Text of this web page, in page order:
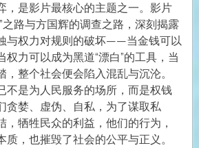
，是影片最核心的主题之一。影片
之路与方国辉的调查之路，深刻揭露
与权力对规则的破坏——当金钱可以
权力可以成为黑道“漂白”的工具，当
，整个社会便会陷入混乱与沉沦。
不是为人民服务的场所，而是权钱
贪婪、虚伪、自私，为了谋取私
，牺牲民众的利益，他们的行为，
质，也摧毁了社会的公平与正义。